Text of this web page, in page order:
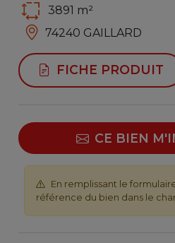
3891 m²
74240 GAILLARD
FICHE PRODUIT
CE BIEN
En remplissant le
référence du bien dans le